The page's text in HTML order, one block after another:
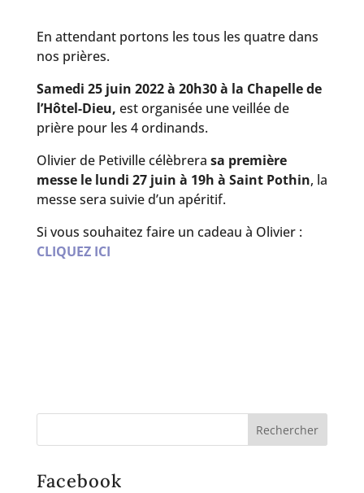
En attendant portons les tous les quatre dans
nos prières.
Samedi 25 juin 2022 à 20h30 à la Chapelle de
l’Hôtel-Dieu, est organisée une veillée de
prière pour les 4 ordinands.
Olivier de Petiville célèbrera sa première
messe le lundi 27 juin à 19h à Saint Pothin, la
messe sera suivie d’un apéritif.
Si vous souhaitez faire un cadeau à Olivier :
CLIQUEZ ICI
Facebook